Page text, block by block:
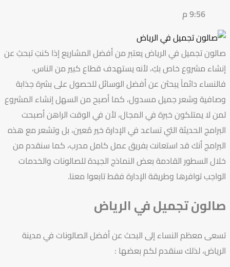
9:56 م
صالون تجميل في الرياض يعتبر من أفضل المشاريع إذا كنتِ تبحثِ عن
إنشاء مشروع خاص بكِ، لأنه يستهدف قطاع كبير من الناس،
فالنساء دائماً يبحثن عن أفضل الوسائل للحصول على بشرة جذابة
وصافية وشعر جميل مسدول، كما أصبح من السهل إنشاء المشروع
لمن لا يمتلكون خبرة في المجال، لأن في الوقت الراهن أصبحت
البرامج الحديثة التي تساعد في الإدارة خير مُعين، بل وتشعر مع هذه
البرامج أنك قد استعانت بفريق عمل كامل مدرب، كما سنقدم من
خلال السطور القادمة بعض النماذج الجيدة للصالونات والخدمات
الواجب توافرها وطريقة الإدارة فقط تابعوا معنا.
صالون تجميل في الرياض
تسعى معظم النساء إلى البحث عن أفضل الصالونات في مدينة
الرياض، لذلك سنقدم لكم بعضها :